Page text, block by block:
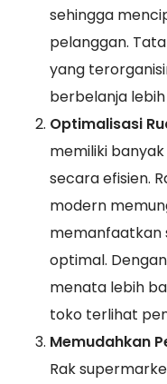
sehingga
pelanggan.
yang
berbelanja
Optimalisasi
memiliki
secara efisien.
modern
memanfaatkan
optimal.
menata lebih
toko terlihat
Memudahkan
Rak